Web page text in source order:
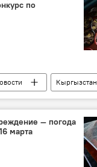
по
Кыргызстан
активисты
— погода
марта